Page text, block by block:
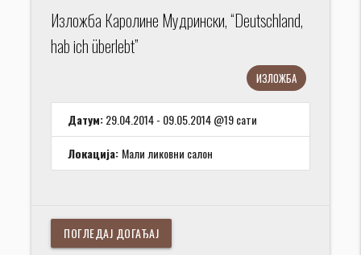
Изложба Каролине Мудрински, “Deutschland,
hab ich überlebt”
ИЗЛОЖБА
Датум:29.04.2014 - 09.05.2014 @19 сати
Локација: Мали ликовни салон
ПОГЛЕДАЈ ДОГАЂАЈ